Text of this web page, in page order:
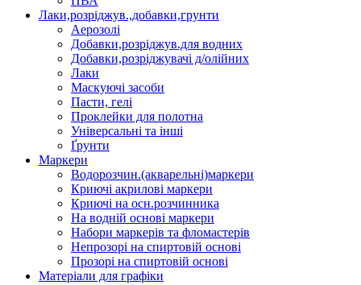
Лаки,розріджув.,добавки,грунти
Аерозолі
Добавки,розріджув.для водних
Добавки,розріджувачі д/олійних
Лаки
Маскуючі засоби
Пасти, гелі
Проклейки для полотна
Універсальні та інші
Ґрунти
Маркери
Водорозчин.(акварельні)маркери
Криючі акрилові маркери
Криючі на осн.розчинника
На водній основі маркери
Набори маркерів та фломастерів
Непрозорі на спиртовій основі
Прозорі на спиртовій основі
Матеріали для графіки